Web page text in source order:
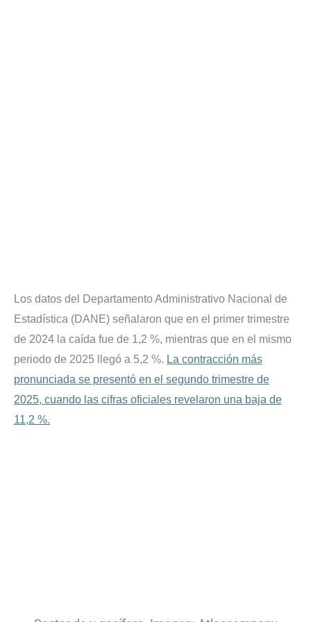
Los datos del Departamento Administrativo Nacional de
Estadística (DANE) señalaron que en el primer trimestre
de 2024 la caída fue de 1,2 %, mientras que en el mismo
periodo de 2025 llegó a 5,2 %. La contracción más
pronunciada se presentó en el segundo trimestre de
2025, cuando las cifras oficiales revelaron una baja de
11,2 %.